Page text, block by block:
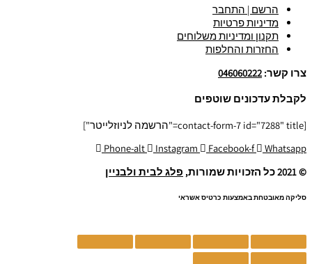
הרשם | התחבר
מדיניות פרטיות
תקנון ומדיניות משלוחים
החזרות והחלפות
צרו קשר: 046060222
לקבלת עדכונים שוטפים
[contact-form-7 id="7288" title="הרשמה לניוזלייטר"]
Phone-alt
Instagram Facebook-f
Whatsapp
© 2021 כל הזכויות שמורות,
פלג לבית ולבניין
סליקה מאובטחת באמצעות כרטיס אשראי